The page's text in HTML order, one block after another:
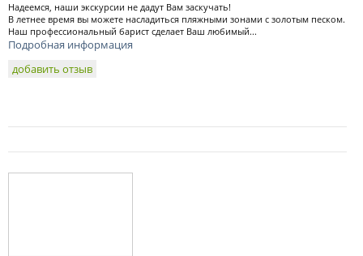
Надеемся, наши экскурсии не дадут Вам заскучать!
В летнее время вы можете насладиться пляжными зонами с золотым песком.
Наш профессиональный барист сделает Ваш любимый...
Подробная информация
добавить отзыв